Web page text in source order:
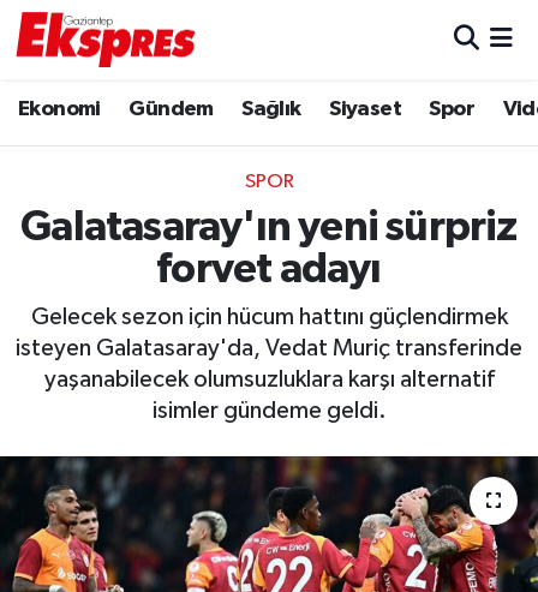
Ekonomi Gündem Sağlık Siyaset Spor
SPOR
Galatasaray'ın yeni sürpriz
forvet adayı
Gelecek sezon için hücum hattını güçlendirmek
isteyen Galatasaray'da, Vedat Muriç transferinde
yaşanabilecek olumsuzluklara karşı alternatif
isimler gündeme geldi.
Ekonomi
Gaziantep son dakika
Gündem
Haberler
Kültür Sanat
Magazin
Müzik
Trafik Durumu
Puan Durumu ve Fikstür
Tüm Manşetler
Son Dakika Haberleri
Haber Arşivi